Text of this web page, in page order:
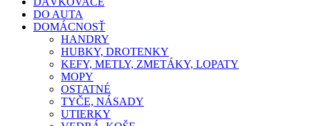
DO AUTA
DOMÁCNOSŤ
HANDRY
HUBKY, DROTENKY
KEFY, METLY, ZMETÁKY, LOPATY
MOPY
OSTATNÉ
TYČE, NÁSADY
UTIERKY